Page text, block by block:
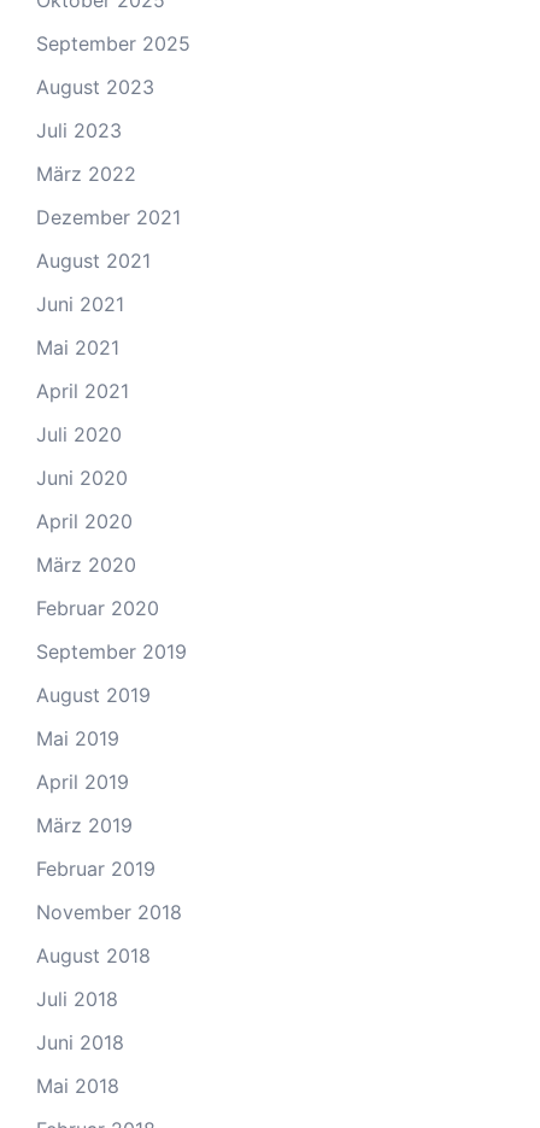
September 2025
August 2023
Juli 2023
März 2022
Dezember 2021
August 2021
Juni 2021
Mai 2021
April 2021
Juli 2020
Juni 2020
April 2020
März 2020
Februar 2020
September 2019
August 2019
Mai 2019
April 2019
März 2019
Februar 2019
November 2018
August 2018
Juli 2018
Juni 2018
Mai 2018